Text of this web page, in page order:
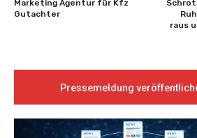
Marketing Agentur für Kfz
Gutachter
raus
Pressemeldung